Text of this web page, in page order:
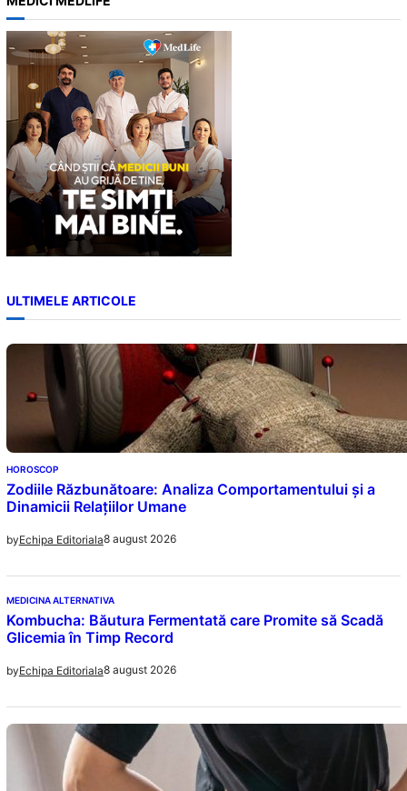
r
c
h
ULTIMELE ARTICOLE
HOROSCOP
Zodiile Răzbunătoare: Analiza Comportamentului și a
Dinamicii Relațiilor Umane
byEchipa Editoriala8 august 2026
MEDICINA ALTERNATIVA
Kombucha: Băutura Fermentată care Promite să Scadă
Glicemia în Timp Record
byEchipa Editoriala8 august 2026